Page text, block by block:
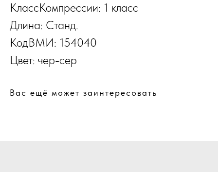
КлассКомпрессии: 1 класс
Длина: Станд.
КодВМИ: 154040
Цвет: чер-сер
Вас ещё может заинтересовать